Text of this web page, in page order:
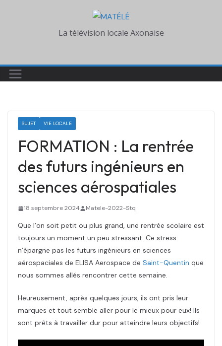
La télévision locale Axonaise
SUJET VIE LOCALE
FORMATION : La rentrée
des futurs ingénieurs en
sciences aérospatiales
18 septembre 2024 Matele-2022-Stq
Que l’on soit petit ou plus grand, une rentrée scolaire est
toujours un moment un peu stressant. Ce stress
n’épargne pas les futurs ingénieurs en sciences
aérospaciales de ELISA Aerospace de Saint-Quentin que
nous sommes allés rencontrer cette semaine.
Heureusement, après quelques jours, ils ont pris leur
marques et tout semble aller pour le mieux pour eux! Ils
sont prêts à travailler dur pour atteindre leurs objectifs!